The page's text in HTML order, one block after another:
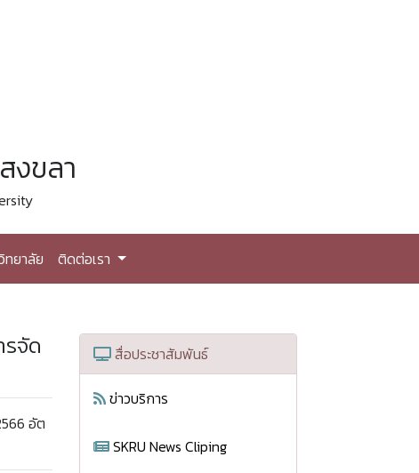
งขลา
ทยาลัย ติดต่อเรา
จัด
อัต
สื่อประชาสัมพันธ์
ข่าวบริการ
SKRU News Cliping